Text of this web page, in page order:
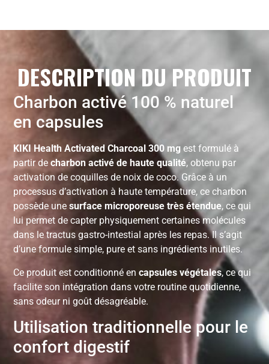
DESCRIPTION DU PRODUIT
Charbon activé 100 % naturel
en capsules
KIKI Health Activated Charcoal 300 mg est formulé à
partir decharbon activé de haute qualité, obtenu par
activation de coquilles de noix de coco. Grâce à un
processus d’activation à haute température, ce charbon
possède unesurface microporeuse très étendue, ce qui
lui permet de capter physiquement certaines molécules
dans le tractus gastro-intestial après les repas. Il s’agit
d’une formule simple, pure et sans ingrédients inutiles.
Ce produit est conditionné encapsules végétales, ce qui
facilite son intégration dans votre routine quotidienne,
sans odeur ni goût désagréable.
Utilisation traditionnelle pour le
confort digestif